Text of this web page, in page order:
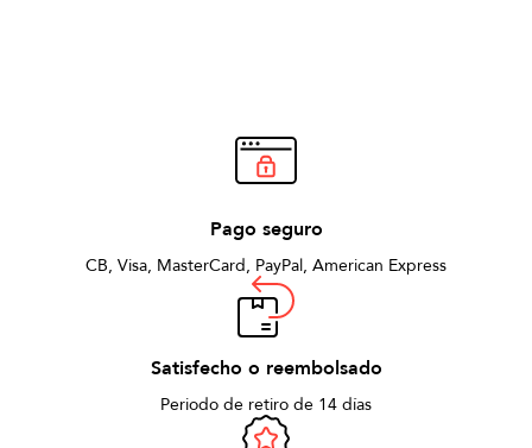
Pago seguro
CB, Visa, MasterCard, PayPal, American Express
Satisfecho o reembolsado
Periodo de retiro de 14 días